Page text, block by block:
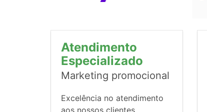
Atendimento
Especializado
Marketing promocional
Excelência no atendimento